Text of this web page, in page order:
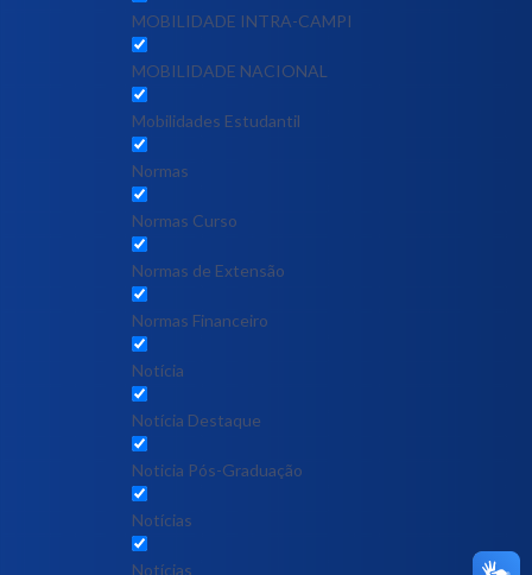
MOBILIDADE INTRA-CAMPI
MOBILIDADE NACIONAL
Mobilidades Estudantil
Normas
Normas Curso
Normas de Extensão
Normas Financeiro
Notícia
Notícia Destaque
Noticia Pós-Graduação
Notícias
Notícias